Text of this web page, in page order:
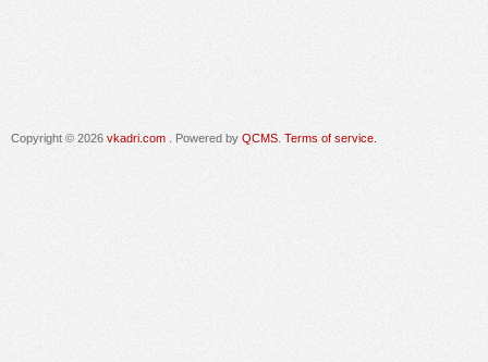
Copyright © 2026 vkadri.com . Powered by QCMS Terms of service.